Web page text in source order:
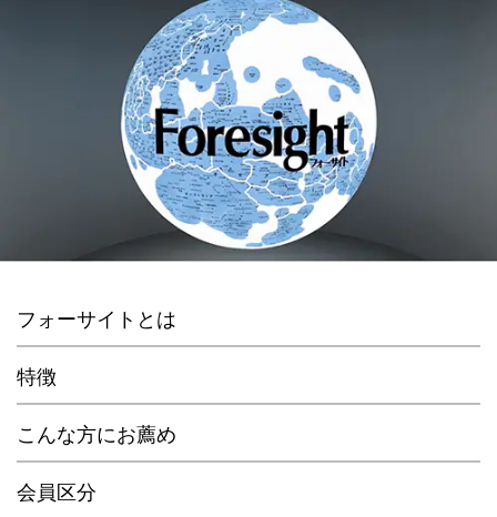
フォーサイトとは
特徴
こんな方にお薦め
会員区分